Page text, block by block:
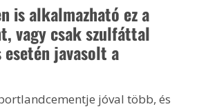
is alkalmazható ez a
vagy csak szulfáttal
javasolt a
jóval több, és